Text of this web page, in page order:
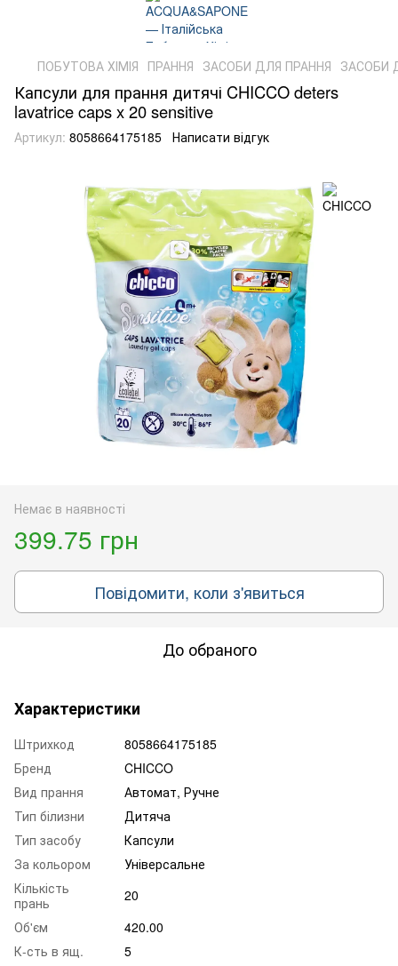
ПОБУТОВА ХІМІЯ ПРАННЯ ЗАСОБИ ДЛЯ ПРАННЯ ЗАСОБИ
Капсули для прання дитячі CHICCO deters
lavatrice caps x 20 sensitive
Артикул: 8058664175185 Написати відгук
Немає в наявності
399.75 грн
Повідомити, коли з'явиться
До обраного
Характеристики
Штрихкод
8058664175185
Бренд
CHICCO
Вид прання
Автомат, Ручне
Тип білизни
Дитяча
Тип засобу
Капсули
За кольором
Універсальне
Кількість
прань
20
Об'єм
420.00
К-сть в ящ.
5